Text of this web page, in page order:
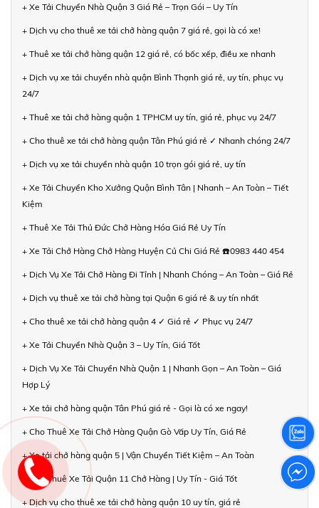
+ Xe Tải Chuyển Nhà Quận 3 Giá Rẻ – Trọn Gói – Uy Tín
+ Dịch vụ cho thuê xe tải chở hàng quận 7 giá rẻ, gọi là có xe!
+ Thuê xe tải chở hàng quận 12 giá rẻ, có bốc xếp, điều xe nhanh
+ Dịch vụ xe tải chuyển nhà quận Bình Thạnh giá rẻ, uy tín, phục vụ
24/7
+ Thuê xe tải chở hàng quận 1 TPHCM uy tín, giá rẻ, phục vụ 24/7
+ Cho thuê xe tải chở hàng quận Tân Phú giá rẻ ✓ Nhanh chóng 24/7
+ Dịch vụ xe tải chuyển nhà quận 10 trọn gói giá rẻ, uy tín
+ Xe Tải Chuyển Kho Xưởng Quận Bình Tân | Nhanh – An Toàn – Tiết
Kiệm
+ Thuê Xe Tải Thủ Đức Chở Hàng Hóa Giá Rẻ Uy Tín
+ Xe Tải Chở Hàng Chở Hàng Huyện Củ Chi Giá Rẻ ☎️0983 440 454
+ Dịch Vụ Xe Tải Chở Hàng Đi Tỉnh | Nhanh Chóng – An Toàn – Giá Rẻ
+ Dịch vụ thuê xe tải chở hàng tại Quận 6 giá rẻ & uy tín nhất
+ Cho thuê xe tải chở hàng quận 4 ✓ Giá rẻ ✓ Phục vụ 24/7
+ Xe Tải Chuyển Nhà Quận 3 – Uy Tín, Giá Tốt
+ Dịch Vụ Xe Tải Chuyển Nhà Quận 1 | Nhanh Gọn – An Toàn – Giá
Hợp Lý
+ Xe tải chở hàng quận Tân Phú giá rẻ - Gọi là có xe ngay!
+ Cho Thuê Xe Tải Chở Hàng Quận Gò Vấp Uy Tín, Giá Rẻ
+ Xe tải chở hàng quận 5 | Vận Chuyển Tiết Kiệm – An Toàn
+ Cho Thuê Xe Tải Quận 11 Chở Hàng | Uy Tín - Giá Tốt
+ Dịch vụ cho thuê xe tải chở hàng quận 10 uy tín, giá rẻ